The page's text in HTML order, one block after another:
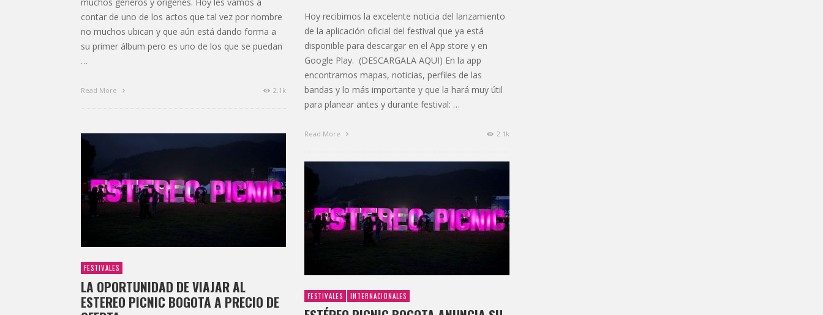
contar de uno de los actos que tal vez por nombre
no muchos ubican y que aún está dando forma a
su primer álbum pero es uno de los que se puedan
…
Read More 2.1k
Hoy recibimos la excelente noticia del lanzamiento
de la aplicación oficial del festival que ya está
disponible para descargar en el App store y en
Google Play. (DESCARGALA AQUI) En la app
encontramos mapas, noticias, perfiles de las
bandas y lo más importante y que la hará muy útil
para planear antes y durante festival: …
Read More 2.1k
FESTIVALES
LA OPORTUNIDAD DE VIAJAR AL
ESTEREO PICNIC BOGOTA A PRECIO DE
FESTIVALES INTERNACIONALES